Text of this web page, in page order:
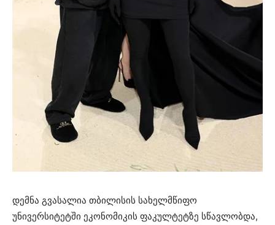
დემნა გვასალია თბილისის სახელმწიფო
უნივერსიტეტში ეკონომიკის ფაკულტეტზე სწავლობდა,